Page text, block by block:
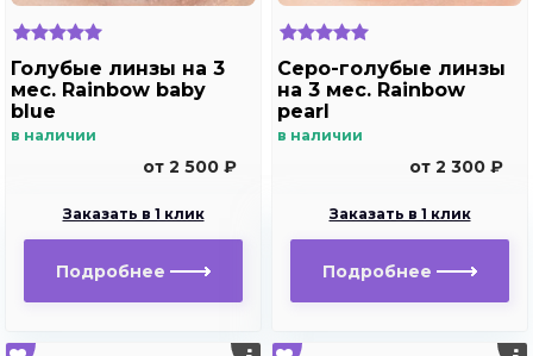
Голубые линзы на 3
мес. Rainbow baby
blue
в наличии
от 2 500 ₽
Заказать в 1 клик
Подробнее
Серо-голубые линзы
на 3 мес. Rainbow
pearl
в наличии
от 2 300 ₽
Заказать в 1 клик
Подробнее